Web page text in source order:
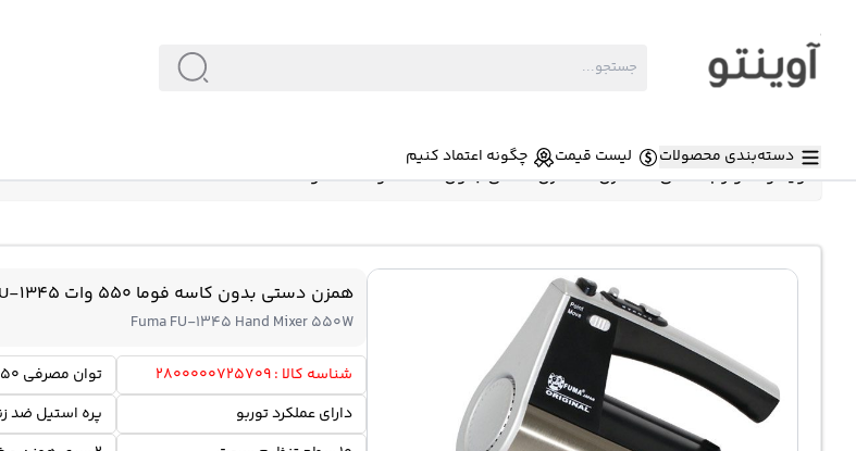
دسته‌بندی محصولات لیست قیمت چگونه اعتماد کنیم
آوینتو»لوازم خانگی»همزن»همزن دستی بدون کاسه فوما 550 وات Fuma FU-1345
همزن دستی بدون کاسه فوما 550 وات Fuma FU-1345
Fuma FU-1345 Hand Mixer 550W
شناسه کالا : 2800000725709
توان مصرفی 550 وات
دارای عملکرد توربو
پره استیل ضد